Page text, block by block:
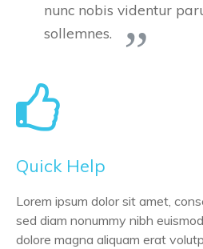
nunc nobis videntur
sollemnes.
Quick Help
Lorem ipsum dolor sit amet,
sed diam nonummy nibh
dolore magna aliquam erat